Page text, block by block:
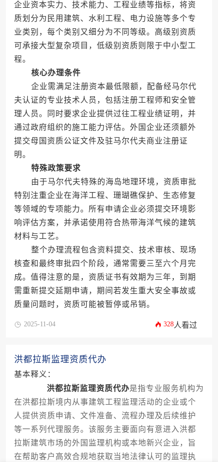
企业资本实力、技术能力、工程业绩等指标，将资
质划分为民用建筑、水利工程、电力设施等多个专
业类别，每个类别又细分为不同等级。高级别资质
可承接大型复杂项目，低级别资质则限于中小型工
程。
核心办理条件
企业需满足注册资本最低限额，配备经马尔代
夫认证的专业技术人员，包括注册工程师和安全管
理人员。同时要求企业提供过往工程业绩证明，并
通过政府组织的施工能力评估。外国企业还须额外
提交母国资质公证文件及驻马尔代夫商业注册证
明。
特殊政策要求
由于马尔代夫特殊的海岛地理环境，资质审批
特别注重企业在海洋工程、珊瑚礁保护、生态修复
等领域的专项能力。所有申请企业必须提交环境影
响评估方案，并承诺使用符合热带海洋气候的建筑
材料与工艺。
整个办理流程包含资料提交、技术审核、现场
核查和最终审批四个阶段，通常需要三至六个月完
成。值得注意的是，资质证书有效期为三年，到期
需重新提交延期申请，期间若发生重大安全事故或
质量问题时，资质可能被暂停或吊销。
2025-11-04 328人看过
洪都拉斯监理资质代办
基本释义：
洪都拉斯监理资质代办是指专业服务机构为
在洪都拉斯境内从事建筑工程监理活动的企业或个
人提供资质申请、文件准备、流程办理及后续维护
等一系列代理服务。该服务主要面向有意进入洪都
拉斯建筑市场的外国监理机构或本地新兴企业，旨
在帮助客户高效合规地获取当地法律认可的监理执